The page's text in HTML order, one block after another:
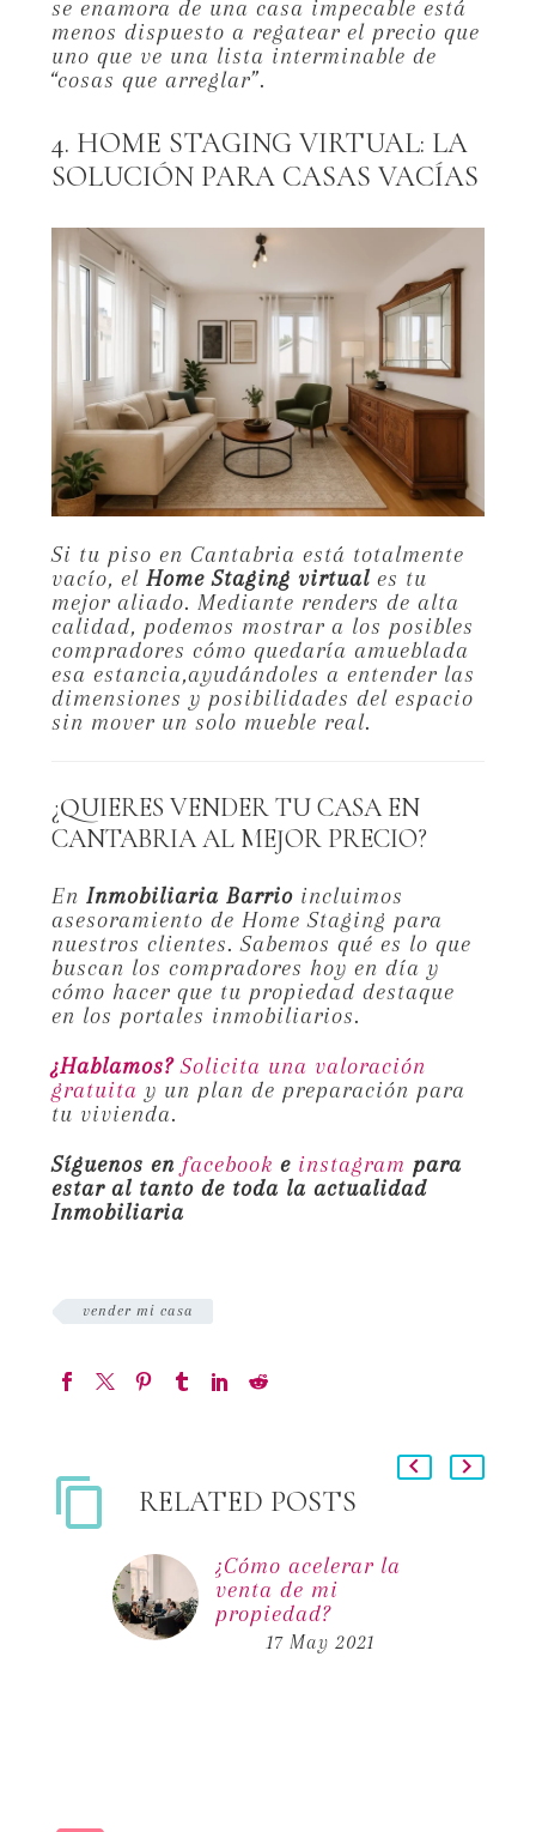
se enamora de una casa impecable está
menos dispuesto a regatear el precio que
uno que ve una lista interminable de
“cosas que arreglar”.
4. HOME STAGING VIRTUAL: LA
SOLUCIÓN PARA CASAS VACÍAS
Si tu piso en Cantabria está totalmente
vacío, elHome Staging virtuales tu
mejor aliado. Mediante renders de alta
calidad, podemos mostrar a los posibles
compradores cómo quedaría amueblada
esa estancia,ayudándoles a entender las
dimensiones y posibilidades del espacio
sin mover un solo mueble real.
¿QUIERES VENDER TU CASA EN
CANTABRIA AL MEJOR PRECIO?
EnInmobiliaria Barrio incluimos
asesoramiento de Home Staging para
nuestros clientes. Sabemos qué es lo que
buscan los compradores hoy en día y
cómo hacer que tu propiedad destaque
en los portales inmobiliarios.
¿Hablamos?Solicita una valoración
gratuita y un plan de preparación para
tu vivienda.
Síguenos en facebook e instagram para
estar al tanto de toda la actualidad
Inmobiliaria
vender mi casa
RELATED POSTS
¿Cómo acelerar la
venta de mi
propiedad?
Si ya conoces las 6
reglas básicas para
17 May 2021